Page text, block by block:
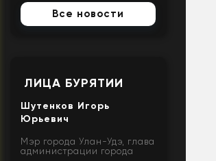
Все новости
ЛИЦА БУРЯТИИ
Шутенков Игорь
Юрьевич
Мэр города Улан-Удэ, глава
администрации города